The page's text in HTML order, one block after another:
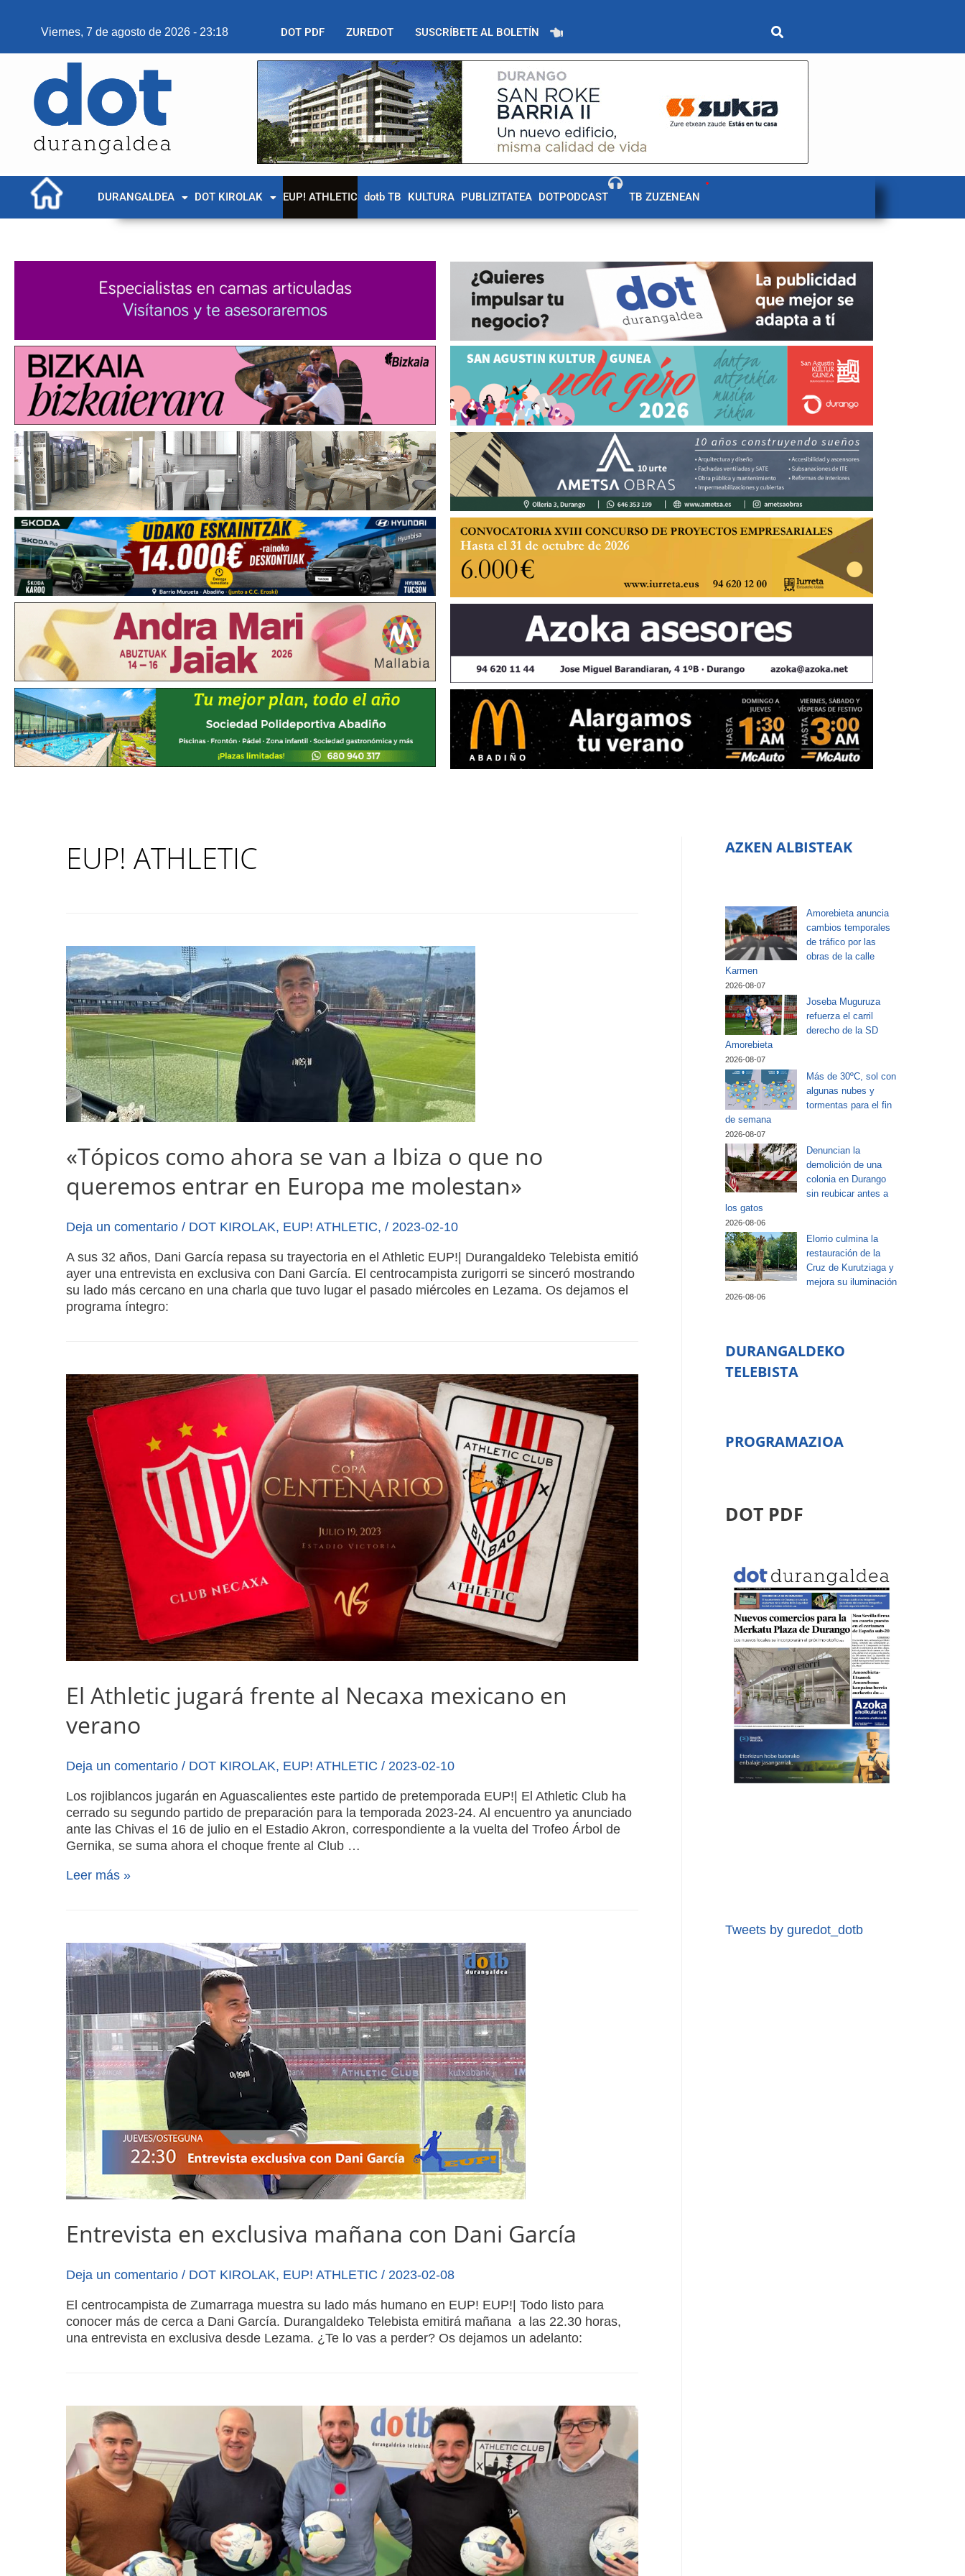
Viernes, 7 de agosto de 2026 - 23:18 DOT PDF ZUREDOT SUSCRÍBETE AL BOLETÍN
DURANGALDEA DOT KIROLAK EUP! ATHLETIC dotb TB KULTURA PUBLIZITATEA DOTPODCAST TB ZUZENEAN
EUP! ATHLETIC
«Tópicos como ahora se van a Ibiza o que no
queremos entrar en Europa me molestan»
Deja un comentario / DOT KIROLAK, EUP! ATHLETIC, / 2023-02-10
A sus 32 años, Dani García repasa su trayectoria en el Athletic EUP!| Durangaldeko Telebista emitió
ayer una entrevista en exclusiva con Dani García. El centrocampista zurigorri se sinceró mostrando
su lado más cercano en una charla que tuvo lugar el pasado miércoles en Lezama. Os dejamos el
programa íntegro:
El Athletic jugará frente al Necaxa mexicano en
verano
Deja un comentario / DOT KIROLAK, EUP! ATHLETIC / 2023-02-10
Los rojiblancos jugarán en Aguascalientes este partido de pretemporada EUP!| El Athletic Club ha
cerrado su segundo partido de preparación para la temporada 2023-24. Al encuentro ya anunciado
ante las Chivas el 16 de julio en el Estadio Akron, correspondiente a la vuelta del Trofeo Árbol de
Gernika, se suma ahora el choque frente al Club …
Leer más »
Entrevista en exclusiva mañana con Dani García
Deja un comentario / DOT KIROLAK, EUP! ATHLETIC / 2023-02-08
El centrocampista de Zumarraga muestra su lado más humano en EUP! EUP!| Todo listo para
conocer más de cerca a Dani García. Durangaldeko Telebista emitirá mañana a las 22.30 horas,
una entrevista en exclusiva desde Lezama. ¿Te lo vas a perder? Os dejamos un adelanto:
AZKEN ALBISTEAK
Amorebieta anuncia
cambios temporales
de tráfico por las
obras de la calle
Karmen
2026-08-07
Joseba Muguruza
refuerza el carril
derecho de la SD
Amorebieta
2026-08-07
Más de 30ºC, sol con
algunas nubes y
tormentas para el fin
de semana
2026-08-07
Denuncian la
demolición de una
colonia en Durango
sin reubicar antes a
los gatos
2026-08-06
Elorrio culmina la
restauración de la
Cruz de Kurutziaga y
mejora su iluminación
2026-08-06
DURANGALDEKO
TELEBISTA
PROGRAMAZIOA
DOT PDF
Tweets by guredot_dotb